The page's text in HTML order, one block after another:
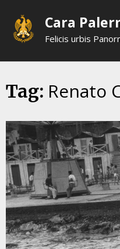
content
Cara
Felicis urbis
Tag: Renato